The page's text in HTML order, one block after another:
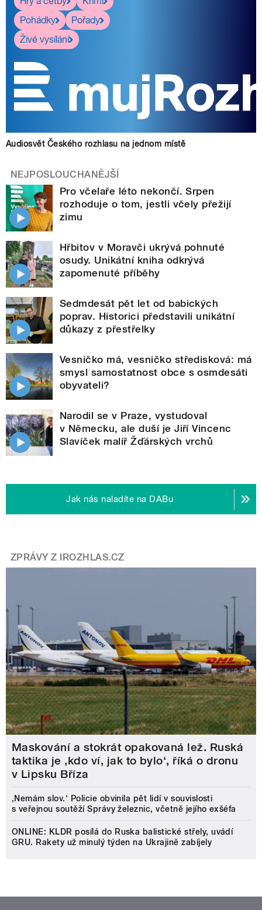
Pohádky
Pořady
Živé vysílání
Audiosvět Českého rozhlasu na jednom místě
NEJPOSLOUCHANĚJŠÍ
Pro včelaře léto nekončí. Srpen
rozhoduje o tom, jestli včely přežijí
zimu
Hřbitov v Moravči ukrývá pohnuté
osudy. Unikátní kniha odkrývá
zapomenuté příběhy
Sedmdesát pět let od babických
poprav. Historici představili unikátní
důkazy z přestřelky
Vesničko má, vesničko středisková: má
smysl samostatnost obce s osmdesáti
obyvateli?
Narodil se v Praze, vystudoval
v Německu, ale duší je Jiří Vincenc
Slavíček malíř Žďárských vrchů
Jak nás naladíte na DABu
ZPRÁVY Z IROZHLAS.CZ
Maskování a stokrát opakovaná lež. Ruská
taktika je ‚kdo ví, jak to bylo‘, říká o dronu
v Lipsku Bříza
‚Nemám slov.‘ Policie obvinila pět lidí v souvislosti
s veřejnou soutěží Správy železnic, včetně jejího exšéfa
ONLINE: KLDR posílá do Ruska balistické střely, uvádí
GRU. Rakety už minulý týden na Ukrajině zabíjely